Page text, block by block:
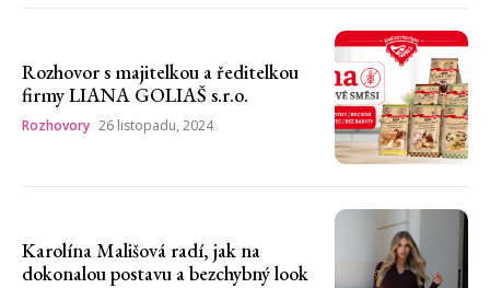
Rozhovor s majitelkou a ředitelkou
firmy LIANA GOLIAŠ s.r.o.
Rozhovory 26 listopadu, 2024
Karolína Mališová radí, jak na
dokonalou postavu a bezchybný look